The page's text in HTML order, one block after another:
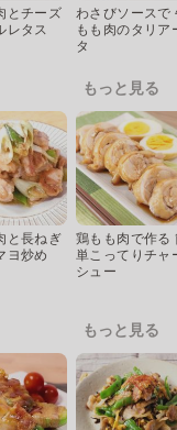
とチーズ
レタス
わさびソースで
もも肉のタリア
タ
もっと見る
と長ねぎ
ヨ炒め
鶏もも肉で作る
単こってりチャ
シュー
もっと見る